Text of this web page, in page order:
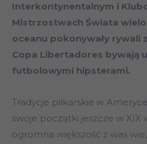
Interkontynentalnym i
Mistrzostwach Świata
oceanu pokonywały rywali
Copa Libertadores bywają
futbolowymi hipsterami.
Tradycje piłkarskie w
swoje początki jeszcze w XIX
ogromna większość z was